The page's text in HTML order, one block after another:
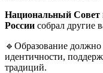
Национальный Совет
России собрал другие
🔹Образование
идентичности,
традиций.